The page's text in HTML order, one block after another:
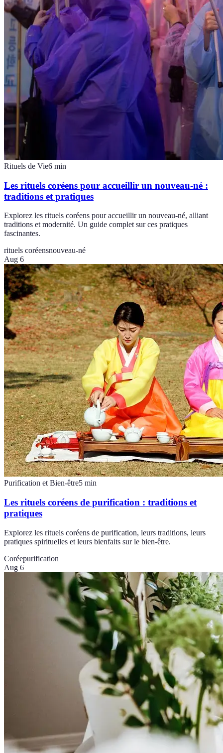
Rituels de Vie6 min
Les rituels coréens pour accueillir un nouveau-né :
traditions et pratiques
Explorez les rituels coréens pour accueillir un nouveau-né, alliant
traditions et modernité. Un guide complet sur ces pratiques
fascinantes.
rituels coréensnouveau-né
Aug 6
Purification et Bien-être5 min
Les rituels coréens de purification : traditions et
pratiques
Explorez les rituels coréens de purification, leurs traditions, leurs
pratiques spirituelles et leurs bienfaits sur le bien-être.
Coréepurification
Aug 6